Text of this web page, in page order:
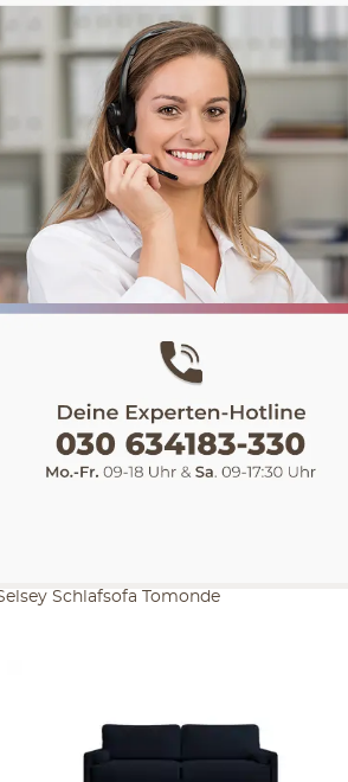
Schlafsofa Tomonde